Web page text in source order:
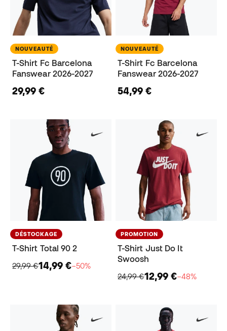
NOUVEAUTÉ
T-Shirt Fc Barcelona
Fanswear 2026-2027
29,99 €
NOUVEAUTÉ
T-Shirt Fc Barcelona
Fanswear 2026-2027
54,99 €
DÉSTOCKAGE
T-Shirt Total 90 2
29,99 €14,99 €−50%
PROMOTION
T-Shirt Just Do It
Swoosh
24,99 €12,99 €−48%